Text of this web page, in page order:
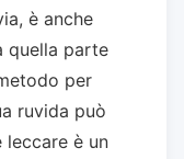
è anche
quella parte
per
ruvida può
leccare è un